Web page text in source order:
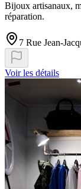
Bijoux artisanaux,
réparation.
7 Rue Jean-
Voir les détails